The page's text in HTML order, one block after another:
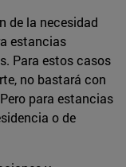
de la necesidad
estancias
Para estos casos
no bastará con
para estancias
o de